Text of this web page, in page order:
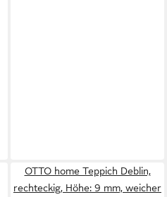
OTTO home Teppich Deblin,
rechteckig, Höhe: 9 mm, weicher